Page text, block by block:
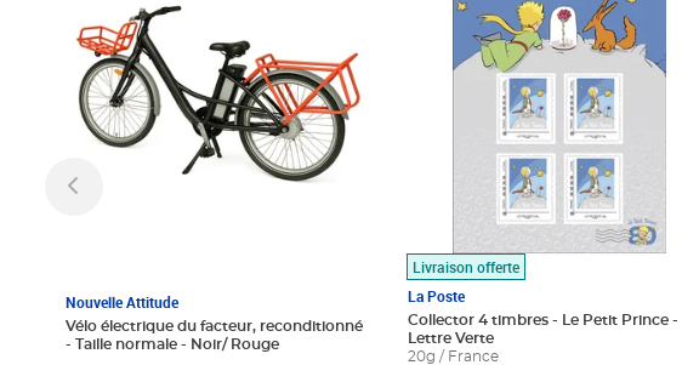
Nouvelle Attitude
Vélo électrique du facteur, reconditionné
- Taille normale - Noir/ Rouge
Livraison offerte
La Poste
Collector 4 timbres - Le Petit Prince -
Lettre Verte
20g / France